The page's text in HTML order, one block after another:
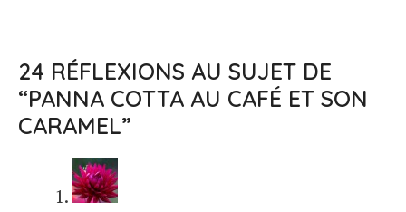
24 RÉFLEXIONS AU SUJET DE
“PANNA COTTA AU CAFÉ ET SON
CARAMEL”